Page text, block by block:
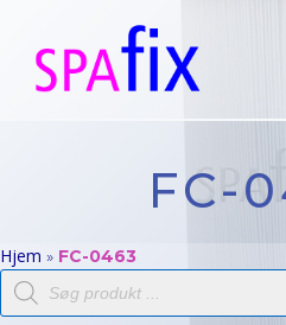
FC-
Hjem » FC-0463
Products
search